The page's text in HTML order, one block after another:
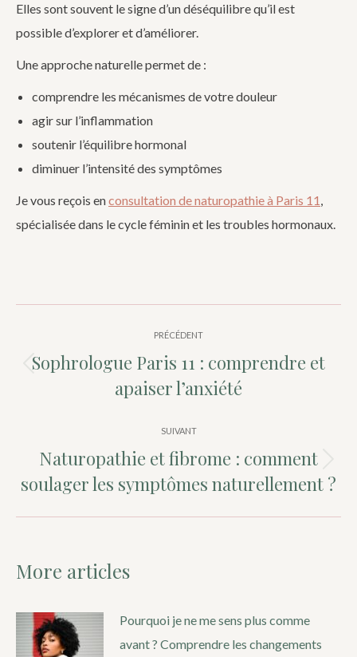
Elles sont souvent le signe d’un déséquilibre qu’il est
possible d’explorer et d’améliorer.
Une approche naturelle permet de :
comprendre les mécanismes de votre douleur
agir sur l’inflammation
soutenir l’équilibre hormonal
diminuer l’intensité des symptômes
Je vous reçois enconsultation de naturopathie à Paris 11,
spécialisée dans le cycle féminin et les troubles hormonaux.
article
PRÉCÉDENT
Article
précédent
Sophrologue Paris 11 : comprendre et
apaiser l’anxiété
SUIVANT
Article
suivant
:
Naturopathie et fibrome : comment
soulager les symptômes naturellement ?
More articles
Pourquoi je ne me sens plus comme
avant ? Comprendre les changements